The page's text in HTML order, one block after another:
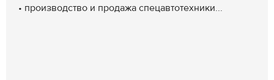
• производство и продажа спецавтотехники...